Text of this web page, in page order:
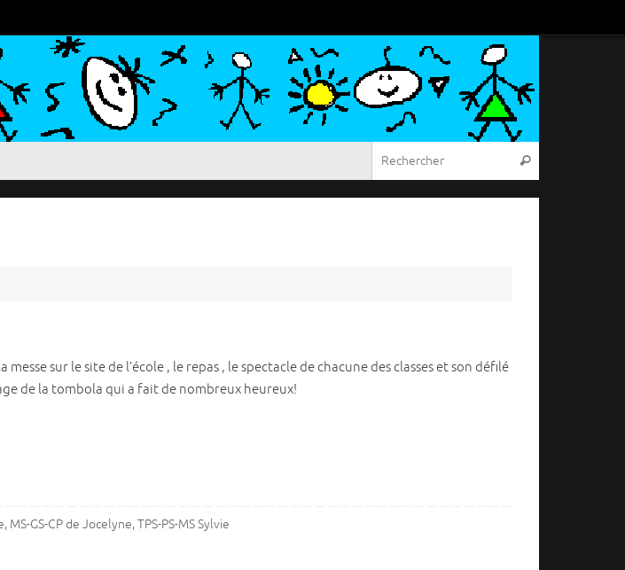
Rechercher
sur le site de l’école , le repas , le spectacle de chacune des classes et son défilé
de la tombola qui a fait de nombreux heureux!
, MS-GS-CP de Jocelyne,TPS-PS-MS Sylvie